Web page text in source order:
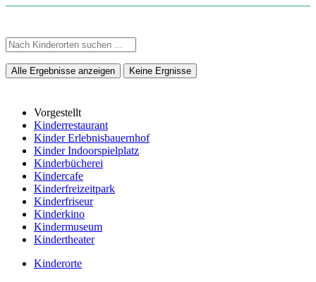
Alle Ergebnisse anzeigen Keine Ergnisse
Vorgestellt
Kinderrestaurant
Kinder Erlebnisbauernhof
Kinder Indoorspielplatz
Kinderbücherei
Kindercafe
Kinderfreizeitpark
Kinderfriseur
Kinderkino
Kindermuseum
Kindertheater
Kinderorte